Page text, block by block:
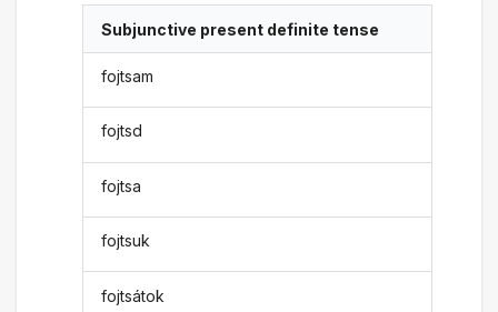
Subjunctive present definite tense
fojtsam
fojtsd
fojtsa
fojtsuk
fojtsátok